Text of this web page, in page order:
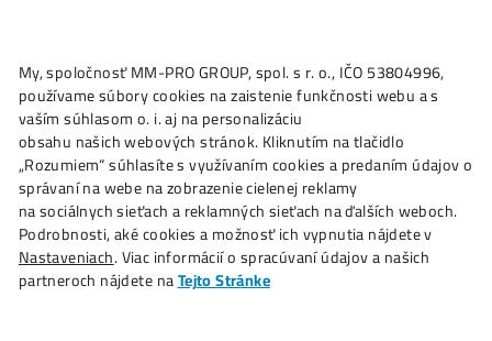
Ako toFunguje? Oplatí saŤažba? Zisky TU
Ťažiar Bitcoinu dosiahol
úspech: Získal odmenu za blok
Domov ❯ Články ❯ Ťažiar Bitcoinu dosiahol
úspech: Získal odmenu za blok
My, spoločnosť MM-PRO GROUP, spol. s r. o., IČO
používame súbory cookies na zaistenie funkčnosti webu a
vaším súhlasom o. i. aj na personalizáciu
obsahu našich webových stránok. Kliknutím na tlačidlo
„Rozumiem“ súhlasíte s využívaním cookies a predaním
správaní na webe na zobrazenie cielenej reklamy
na sociálnych sieťach a reklamných sieťach na ďalších
Podrobnosti, aké cookies a možnosť ich vypnutia nájdete v
Nastaveniach. Viac informácií o spracúvaní údajov a našich